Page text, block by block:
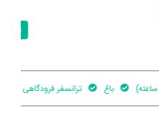
ترانسفر فرودگاهی